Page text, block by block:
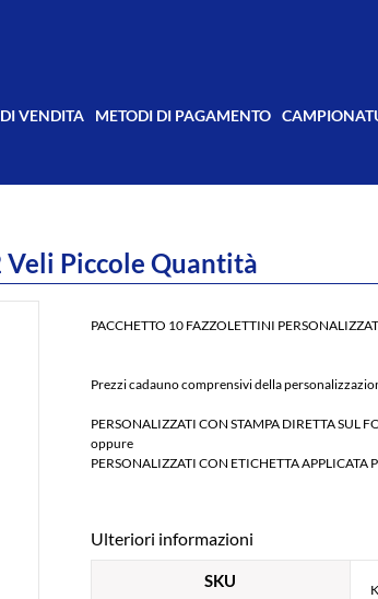
VENDITA METODI DI PAGAMENTO
Piccole Quantità
PACCHETTO 10 FAZZOLETTINI
Prezzi cadauno comprensivi della
PERSONALIZZATI CON STAMPA DIRETTA SUL
oppure
PERSONALIZZATI CON ETICHETTA APPLICATA
Ulteriori informazioni
SKU